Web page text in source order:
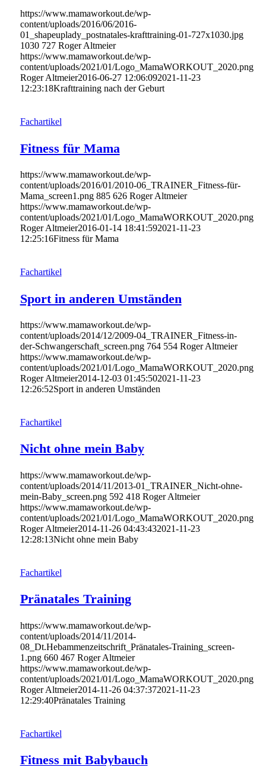
https://www.mamaworkout.de/wp-
content/uploads/2016/06/2016-
01_shapeuplady_postnatales-krafttraining-01-727x1030.jpg
1030 727 Roger Altmeier
https://www.mamaworkout.de/wp-
content/uploads/2021/01/Logo_MamaWORKOUT_2020.png
Roger Altmeier2016-06-27 12:06:092021-11-23
12:23:18Krafttraining nach der Geburt
Fachartikel
Fitness für Mama
https://www.mamaworkout.de/wp-
content/uploads/2016/01/2010-06_TRAINER_Fitness-für-
Mama_screen1.png 885 626 Roger Altmeier
https://www.mamaworkout.de/wp-
content/uploads/2021/01/Logo_MamaWORKOUT_2020.png
Roger Altmeier2016-01-14 18:41:592021-11-23
12:25:16Fitness für Mama
Fachartikel
Sport in anderen Umständen
https://www.mamaworkout.de/wp-
content/uploads/2014/12/2009-04_TRAINER_Fitness-in-
der-Schwangerschaft_screen.png 764 554 Roger Altmeier
https://www.mamaworkout.de/wp-
content/uploads/2021/01/Logo_MamaWORKOUT_2020.png
Roger Altmeier2014-12-03 01:45:502021-11-23
12:26:52Sport in anderen Umständen
Fachartikel
Nicht ohne mein Baby
https://www.mamaworkout.de/wp-
content/uploads/2014/11/2013-01_TRAINER_Nicht-ohne-
mein-Baby_screen.png 592 418 Roger Altmeier
https://www.mamaworkout.de/wp-
content/uploads/2021/01/Logo_MamaWORKOUT_2020.png
Roger Altmeier2014-11-26 04:43:432021-11-23
12:28:13Nicht ohne mein Baby
Fachartikel
Pränatales Training
https://www.mamaworkout.de/wp-
content/uploads/2014/11/2014-
08_Dt.Hebammenzeitschrift_Pränatales-Training_screen-
1.png 660 467 Roger Altmeier
https://www.mamaworkout.de/wp-
content/uploads/2021/01/Logo_MamaWORKOUT_2020.png
Roger Altmeier2014-11-26 04:37:372021-11-23
12:29:40Pränatales Training
Fachartikel
Fitness mit Babybauch